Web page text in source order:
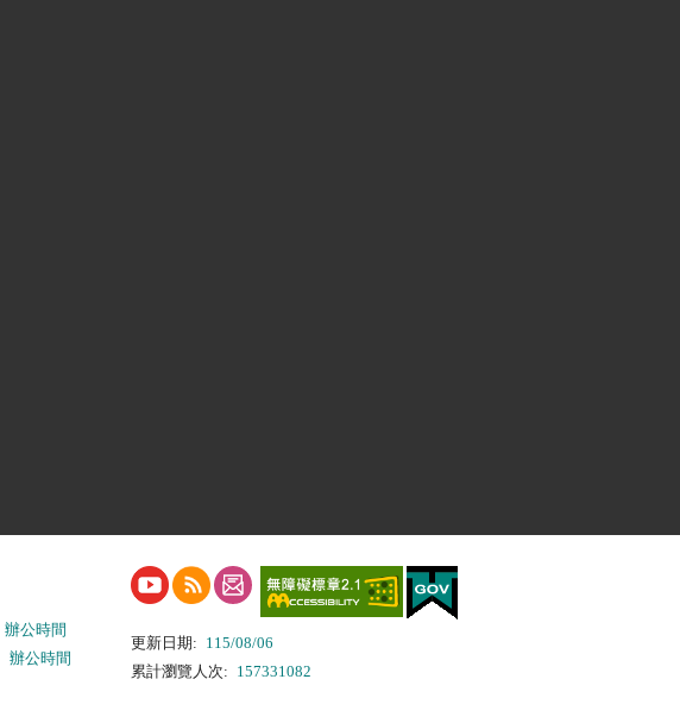
辦公時間
辦公時間
更新日期: 115/08/06
累計瀏覽人次: 157331082